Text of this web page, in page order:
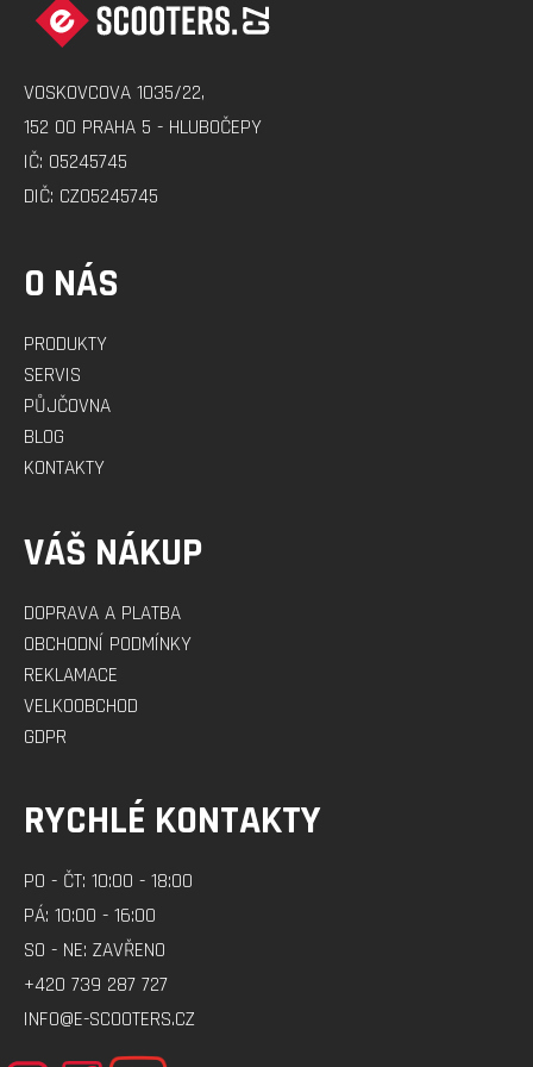
VOSKOVCOVA 1035/22,
152 00 PRAHA 5 - HLUBOČEPY
IČ: 05245745
DIČ: CZ05245745
O NÁS
PRODUKTY
SERVIS
PŮJČOVNA
BLOG
KONTAKTY
VÁŠ NÁKUP
DOPRAVA A PLATBA
OBCHODNÍ PODMÍNKY
REKLAMACE
VELKOOBCHOD
GDPR
RYCHLÉ KONTAKTY
PO - ČT: 10:00 - 18:00
PÁ: 10:00 - 16:00
SO - NE: ZAVŘENO
+420 739 287 727
INFO@E-SCOOTERS.CZ